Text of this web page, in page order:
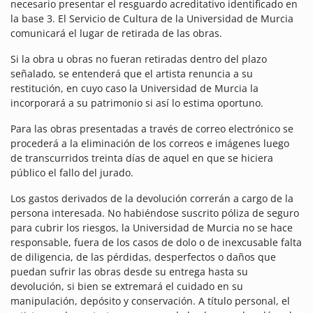
necesario presentar el resguardo acreditativo identificado en
la base 3. El Servicio de Cultura de la Universidad de Murcia
comunicará el lugar de retirada de las obras.
Si la obra u obras no fueran retiradas dentro del plazo
señalado, se entenderá que el artista renuncia a su
restitución, en cuyo caso la Universidad de Murcia la
incorporará a su patrimonio si así lo estima oportuno.
Para las obras presentadas a través de correo electrónico se
procederá a la eliminación de los correos e imágenes luego
de transcurridos treinta días de aquel en que se hiciera
público el fallo del jurado.
Los gastos derivados de la devolución correrán a cargo de la
persona interesada. No habiéndose suscrito póliza de seguro
para cubrir los riesgos, la Universidad de Murcia no se hace
responsable, fuera de los casos de dolo o de inexcusable falta
de diligencia, de las pérdidas, desperfectos o daños que
puedan sufrir las obras desde su entrega hasta su
devolución, si bien se extremará el cuidado en su
manipulación, depósito y conservación. A título personal, el